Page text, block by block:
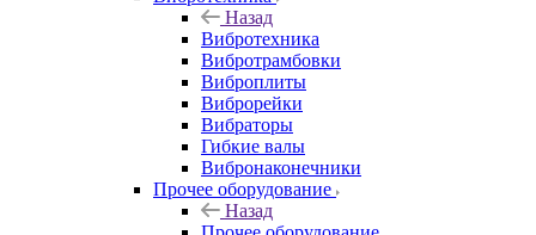
Назад
Вибротехника
Вибротрамбовки
Виброплиты
Виброрейки
Вибраторы
Гибкие валы
Вибронаконечники
Прочее оборудование
Назад